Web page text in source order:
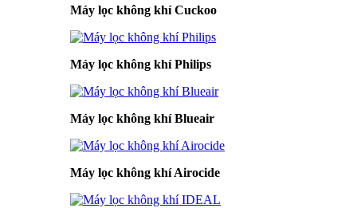
Máy lọc không khí Cuckoo
Máy lọc không khí Philips
Máy lọc không khí Blueair
Máy lọc không khí Airocide